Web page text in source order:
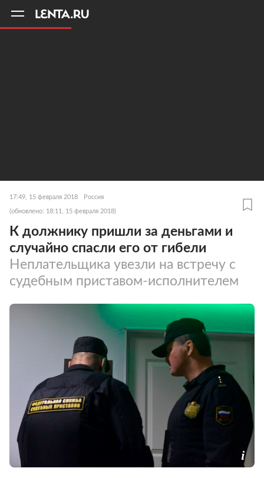
17:49, 15 февраля 2018 Россия
(обновлено: 18:11, 15 февраля 2018)
К должнику пришли за деньгами и
случайно спасли его от гибели
Неплательщика увезли на встречу с
судебным приставом-исполнителем